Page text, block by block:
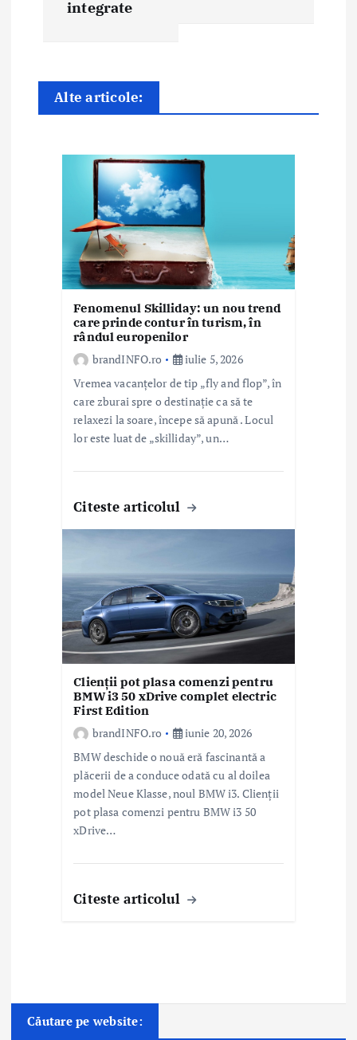
a
r
integrate
Alte articole:
Fenomenul Skilliday: un nou trend
care prinde contur în turism, în
rândul europenilor
brandINFO.ro
iulie 5, 2026
Vremea vacanțelor de tip „fly and flop”, în
care zburai spre o destinație ca să te
relaxezi la soare, începe să apună . Locul
lor este luat de „skilliday”, un…
Citeste articolul
Clienții pot plasa comenzi pentru
BMW i3 50 xDrive complet electric
First Edition
brandINFO.ro
iunie 20, 2026
BMW deschide o nouă eră fascinantă a
plăcerii de a conduce odată cu al doilea
model Neue Klasse, noul BMW i3. Clienții
pot plasa comenzi pentru BMW i3 50
xDrive…
Citeste articolul
Căutare pe website: